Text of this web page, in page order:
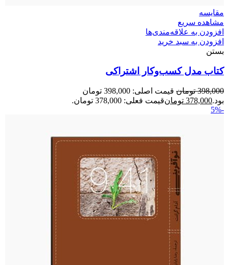
مقایسه
مشاهده سریع
افزودن به علاقه‌مندی‌ها
افزودن به سبد خرید
بستن
کتاب مدل کسب‌وکار اشتراکی
398,000 تومان
قیمت اصلی: 398,000 تومان
بود.378,000 تومانقیمت فعلی: 378,000 تومان.
-5%